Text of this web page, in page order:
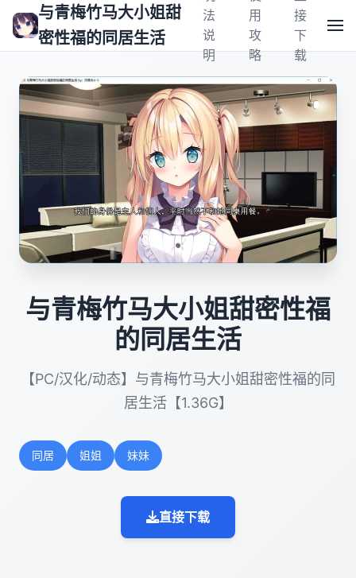
与青梅竹马大小姐甜
密性福的同居生活
法
说
明
用
攻
略
接
下
载
与青梅竹马大小姐甜密性福
的同居生活
【PC/汉化/动态】与青梅竹马大小姐甜密性福的同
居生活【1.36G】
同居 姐姐 妹妹
直接下载